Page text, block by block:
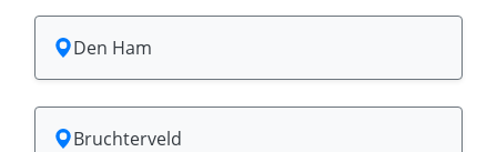
Den Ham
Bruchterveld